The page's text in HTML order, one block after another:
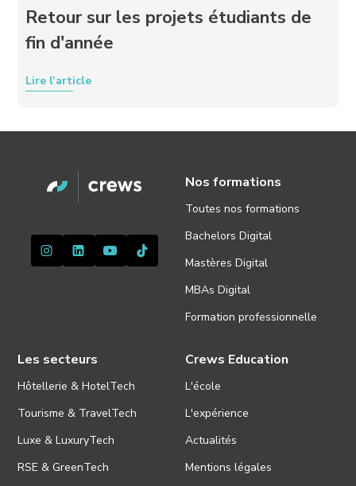
Retour sur les projets étudiants de
fin d'année
Lire l’article
Nos formations
Toutes nos formations
Bachelors Digital
Mastères Digital
MBAs Digital
Formation professionnelle
Les secteurs
Hôtellerie & HotelTech
Tourisme & TravelTech
Luxe & LuxuryTech
RSE & GreenTech
Crews Education
L'école
L'expérience
Actualités
Mentions légales